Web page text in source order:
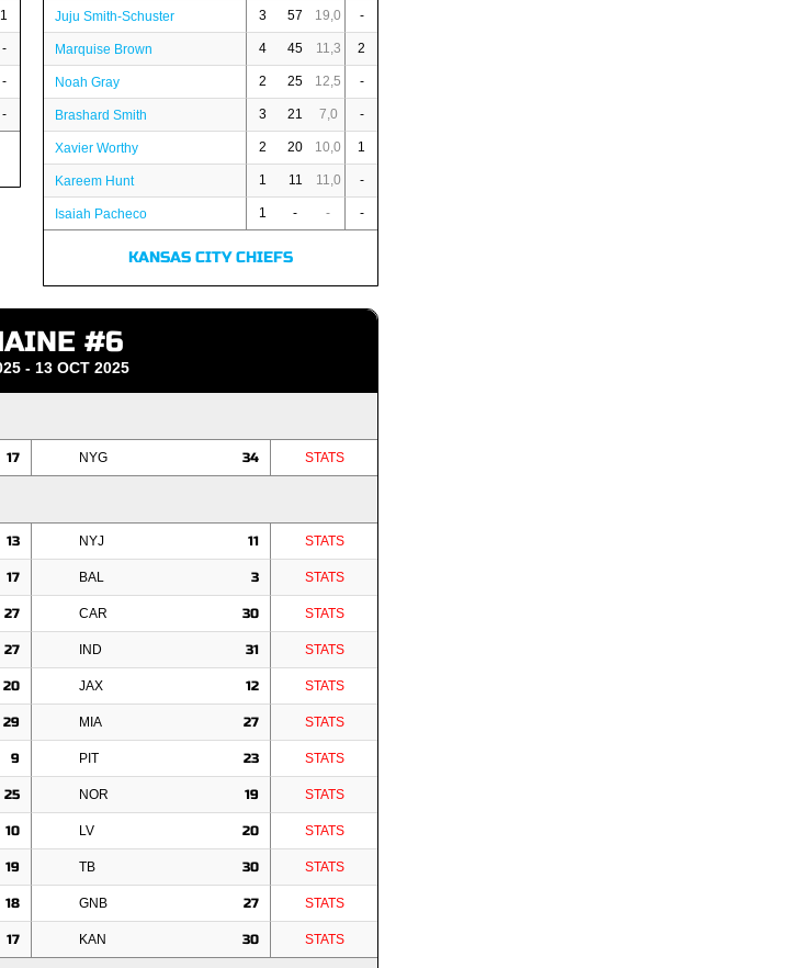
1
-
-
-
Juju Smith-Schuster 3 57 19,0 -
Marquise Brown 4 45 11,3 2
Noah Gray 2 25 12,5 -
Brashard Smith 3 21 7,0 -
Xavier Worthy 2 20 10,0 1
Kareem Hunt 1 11 11,0 -
Isaiah Pacheco 1 - - -
KANSAS CITY CHIEFS
#6
- 13 OCT 2025
17 NYG 34 STATS
13 NYJ 11 STATS
17 BAL 3 STATS
27 CAR 30 STATS
27 IND 31 STATS
20 JAX 12 STATS
29 MIA 27 STATS
9 PIT 23 STATS
25 NOR 19 STATS
10 LV 20 STATS
19 TB 30 STATS
18 GNB 27 STATS
17 KAN 30 STATS